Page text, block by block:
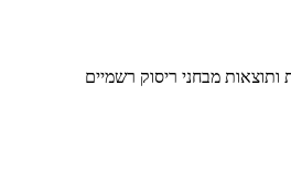
מבחני ריסוק רשמיים